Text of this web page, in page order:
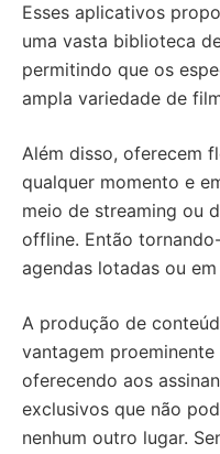
Esses aplicativos
uma vasta biblioteca
permitindo que os
ampla variedade de
Além disso, oferecem
qualquer momento e
meio de streaming ou
offline. Então
agendas lotadas ou
A produção de
vantagem
oferecendo aos
exclusivos que não
nenhum outro lugar.